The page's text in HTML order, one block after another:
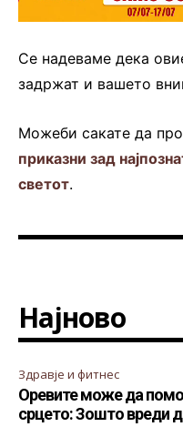
Се надеваме дека
задржат и вашето
Можеби сакате да
приказни зад
светот.
Најново
Здравје и фитнес
Оревите може да
срцето: Зошто вреди